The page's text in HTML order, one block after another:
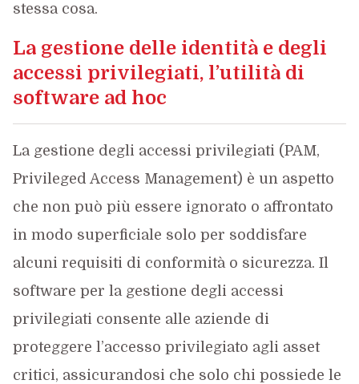
stessa cosa.
La gestione delle identità e degli
accessi privilegiati, l’utilità di
software ad hoc
La gestione degli accessi privilegiati (PAM,
Privileged Access Management) è un aspetto
che non può più essere ignorato o affrontato
in modo superficiale solo per soddisfare
alcuni requisiti di conformità o sicurezza. Il
software per la gestione degli accessi
privilegiati consente alle aziende di
proteggere l’accesso privilegiato agli asset
critici, assicurandosi che solo chi possiede le